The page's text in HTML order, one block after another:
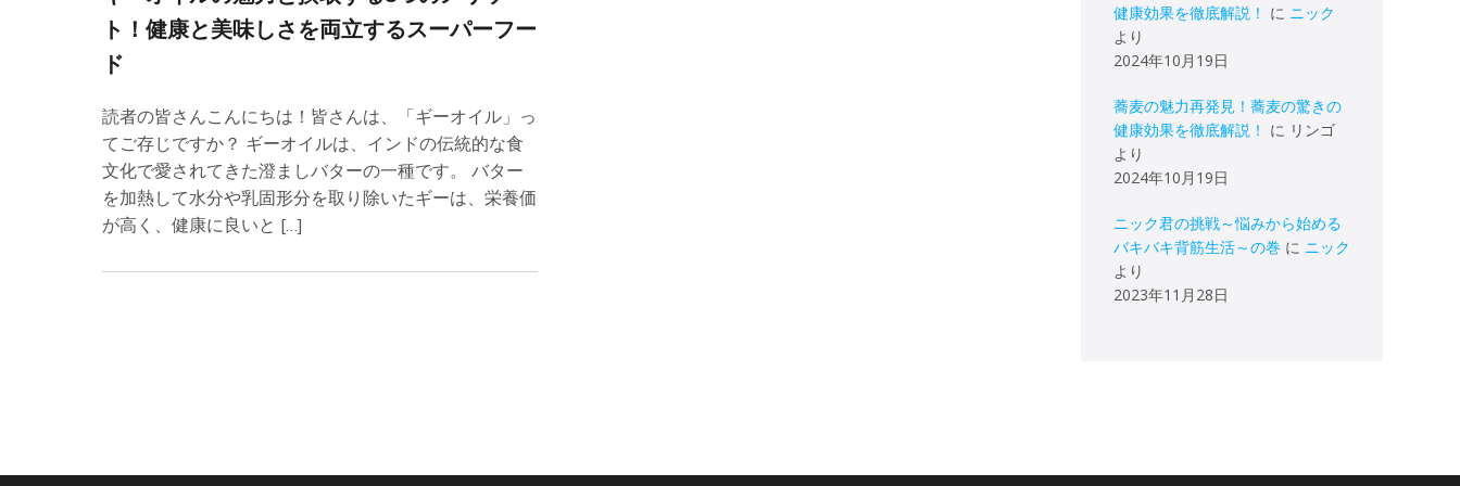
ト！健康と美味しさを両立するスーパーフー
ド
読者の皆さんこんにちは！皆さんは、「ギーオイル」っ
てご存じですか？ ギーオイルは、インドの伝統的な食
文化で愛されてきた澄ましバターの一種です。 バター
を加熱して水分や乳固形分を取り除いたギーは、栄養価
が高く、健康に良いと […]
健康効果を徹底解説！ に ニック
より
2024年10月19日
蕎麦の魅力再発見！蕎麦の驚きの
健康効果を徹底解説！ に リンゴ
より
2024年10月19日
ニック君の挑戦～悩みから始める
バキバキ背筋生活～の巻 に ニック
より
2023年11月28日